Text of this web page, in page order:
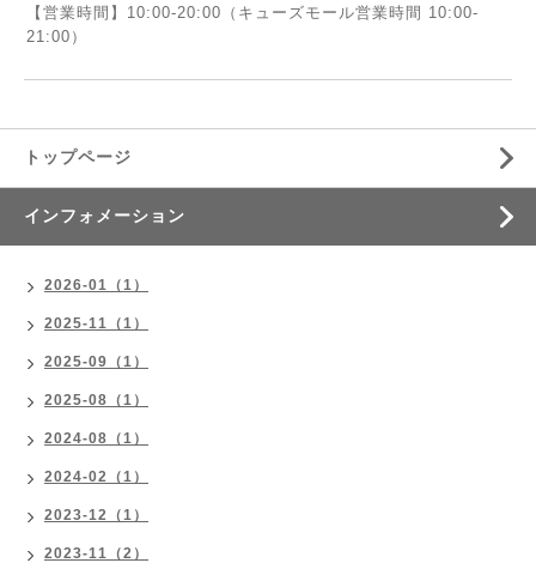
【営業時間】10:00-20:00（キューズモール営業時間 10:00-
21:00）
トップページ
インフォメーション
2026-01（1）
2025-11（1）
2025-09（1）
2025-08（1）
2024-08（1）
2024-02（1）
2023-12（1）
2023-11（2）